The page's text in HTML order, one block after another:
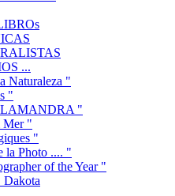
...
Naturaleza "
"
"
Mer "
"
la Photo .... "
of the Year "
Dakota